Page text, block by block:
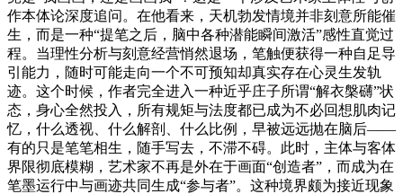
作本体论深度追问。在他看来，天机勃发情境并非刻意所能催
生，而是一种“提笔之后，脑中各种潜能瞬间激活”感性直觉过
程。当理性分析与刻意经营悄然退场，笔触便获得一种自足导
引能力，随时可能走向一个不可预知却真实存在心灵生发轨
迹。这个时候，作者完全进入一种近乎庄子所谓“解衣槃礴”状
态，身心全然投入，所有规矩与法度都已成为不必回想肌肉记
忆，什么透视、什么解剖、什么比例，早被远远抛在脑后——
有的只是笔笔相生，随手写去，不滞不碍。此时，主体与客体
界限彻底模糊，艺术家不再是外在于画面“创造者”，而成为在
笔墨运行中与画迹共同生成“参与者”。这种境界颇为接近现象